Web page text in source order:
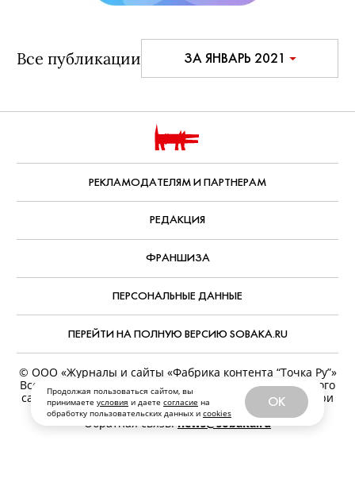
Продолжая пользоваться сайтом, вы
принимаете условия и даете согласие на
обработку пользовательских данных и cookies
OK
Все публикации ЗА ЯНВАРЬ 2021
РЕКЛАМОДАТЕЛЯМ И ПАРТНЕРАМ
РЕДАКЦИЯ
ФРАНШИЗА
ПЕРСОНАЛЬНЫЕ ДАННЫЕ
ПЕРЕЙТИ НА ПОЛНУЮ ВЕРСИЮ SOBAKA.RU
© ООО «Журналы и сайты «Фабрика контента “Точка Ру”»
Все права защищены. Перепечатка материалов данного
сайта возможна только с письменного разрешения. При
цитировании ссылка на www.sobaka.ru обязательна.
Обратная связь:news@sobaka.ru